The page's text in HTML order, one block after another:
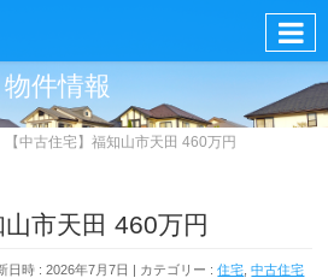
物件情報
【中古住宅】福知山市天田 460万円
山市天田 460万円
日時 : 2026年7月7日 カテゴリー :住宅 ,中古住宅